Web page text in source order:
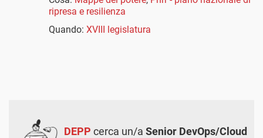
ripresa e resilienza
Quando: XVIII legislatura
DEPP cerca un/a Senior DevOps/Cloud